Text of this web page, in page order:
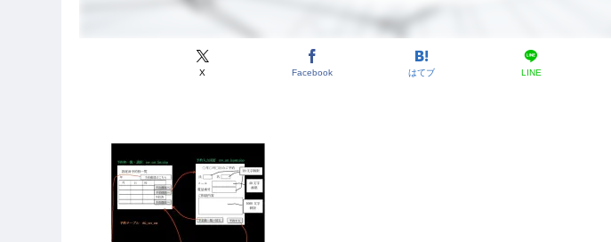
X Facebook はてブ LINE